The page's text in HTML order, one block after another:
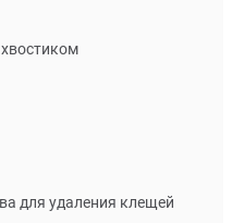
хвостиком
для удаления клещей